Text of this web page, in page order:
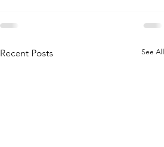
Recent Posts See All